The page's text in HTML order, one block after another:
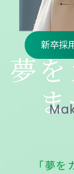
夢を
ま
新卒採
「夢